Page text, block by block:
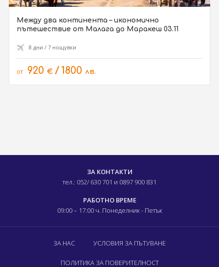
Между два континента – икономично
пътешествие от Малага до Маракеш 03.11
8 дни / 7 нощувки
от 920 € / 1800 лв.
ЗА КОНТАКТИ
тел.: 052/ 630 701 и 0897 900 831
РАБОТНО ВРЕМЕ
09:00 – 17:00 ч. Понеделник - Петък
ЗА НАС УСЛОВИЯ ЗА ПЪТУВАНЕ
ПОЛИТИКА ЗА ПОВЕРИТЕЛНОСТ